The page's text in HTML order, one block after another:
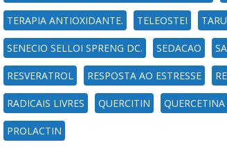
TERAPIA ANTIOXIDANTE. TELEOSTEI
SENECIO SELLOI SPRENG DC. SEDACAO
RESVERATROL RESPOSTA AO ESTRESSE
RADICAIS LIVRES QUERCITIN QUERCETINA
PROLACTIN